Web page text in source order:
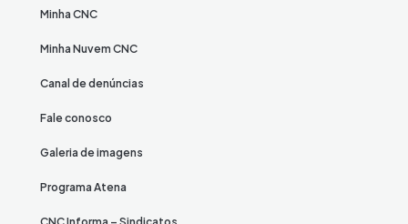
Minha CNC
Minha Nuvem CNC
Canal de denúncias
Fale conosco
Galeria de imagens
Programa Atena